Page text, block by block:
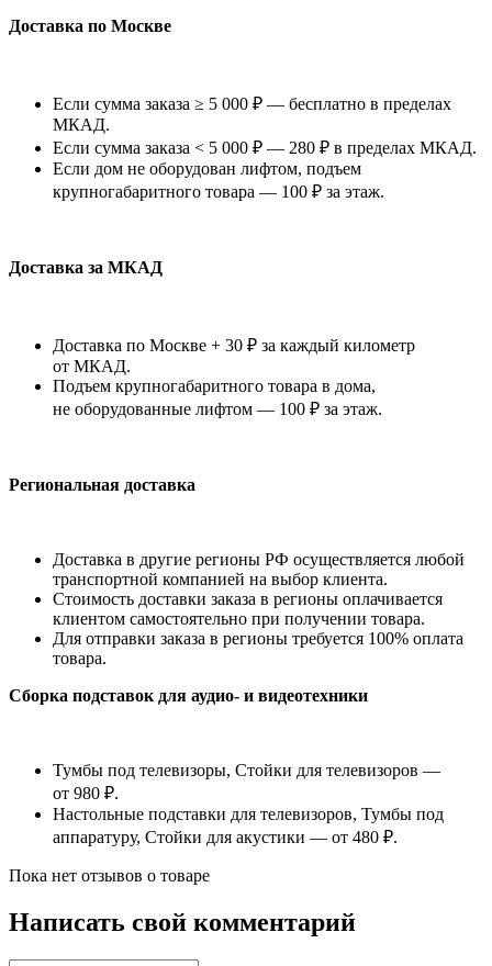
Доставка по Москве
Если сумма заказа ≥ 5 000 ₽ — бесплатно в пределах
МКАД.
Если сумма заказа < 5 000 ₽ — 280 ₽ в пределах МКАД.
Если дом не оборудован лифтом, подъем
крупногабаритного товара — 100 ₽ за этаж.
Доставка за МКАД
Доставка по Москве + 30 ₽ за каждый километр
от МКАД.
Подъем крупногабаритного товара в дома,
не оборудованные лифтом — 100 ₽ за этаж.
Региональная доставка
Доставка в другие регионы РФ осуществляется любой
транспортной компанией на выбор клиента.
Стоимость доставки заказа в регионы оплачивается
клиентом самостоятельно при получении товара.
Для отправки заказа в регионы требуется 100% оплата
товара.
Сборка подставок для аудио- и видеотехники
Тумбы под телевизоры, Стойки для телевизоров —
от 980 ₽.
Настольные подставки для телевизоров, Тумбы под
аппаратуру, Стойки для акустики — от 480 ₽.
Пока нет отзывов о товаре
Написать свой комментарий